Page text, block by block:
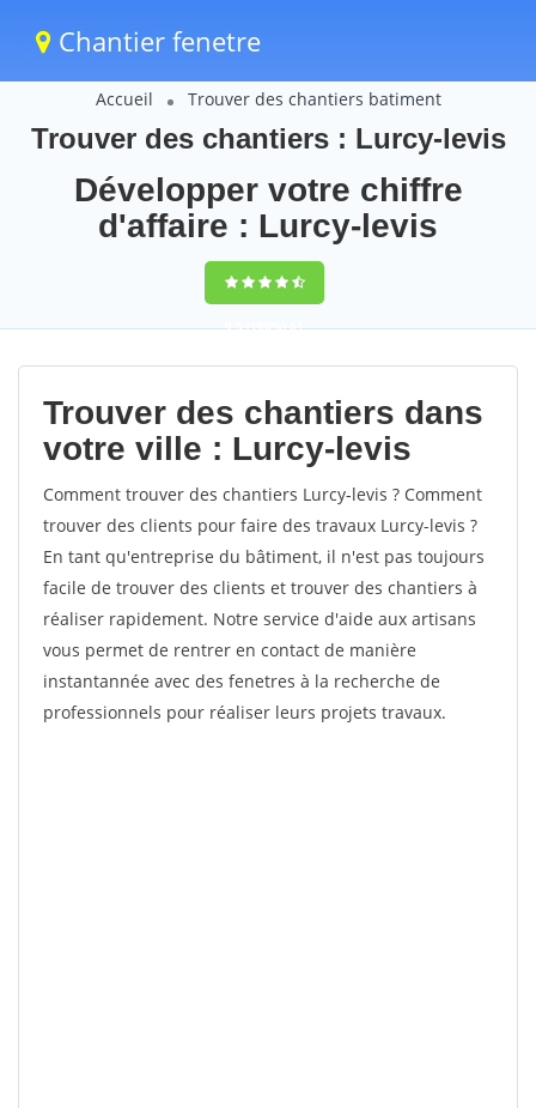
Chantier fenetre
Accueil Trouver des chantiers batiment
Trouver des chantiers : Lurcy-levis
Développer votre chiffre
d'affaire : Lurcy-levis
9,5(100%)61
votes
Trouver des chantiers dans
votre ville : Lurcy-levis
Comment trouver des chantiers Lurcy-levis ? Comment
trouver des clients pour faire des travaux Lurcy-levis ?
En tant qu'entreprise du bâtiment, il n'est pas toujours
facile de trouver des clients et trouver des chantiers à
réaliser rapidement. Notre service d'aide aux artisans
vous permet de rentrer en contact de manière
instantannée avec des fenetres à la recherche de
professionnels pour réaliser leurs projets travaux.